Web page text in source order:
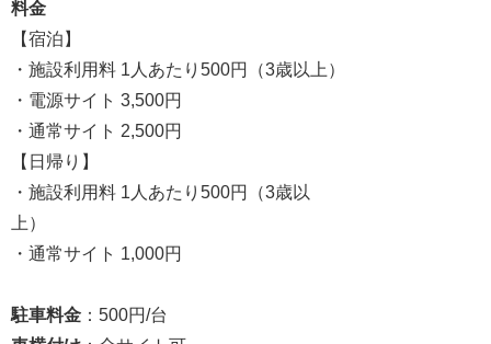
料金
【宿泊】
・施設利用料 1人あたり500円（3歳以上）
・電源サイト 3,500円
・通常サイト 2,500円
【日帰り】
・施設利用料 1人あたり500円（3歳以
上）
・通常サイト 1,000円
駐車料金 ：500円/台